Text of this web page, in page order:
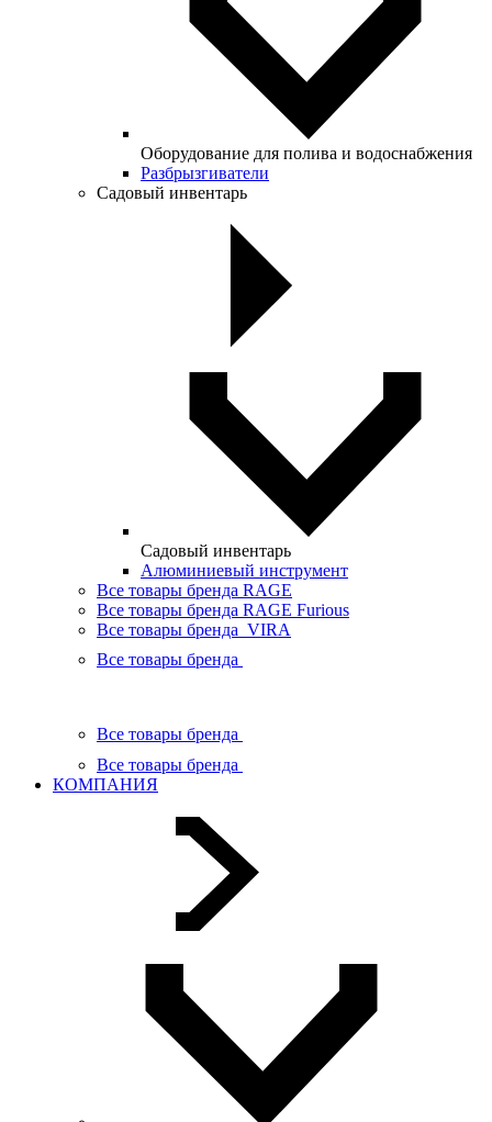
Оборудование для полива и водоснабжения
Разбрызгиватели
Садовый инвентарь
Садовый инвентарь
Алюминиевый инструмент
Все товары бренда RAGE
Все товары бренда RAGE Furious
Все товары бренда VIRA
Все товары бренда
Все товары бренда
Все товары бренда
КОМПАНИЯ